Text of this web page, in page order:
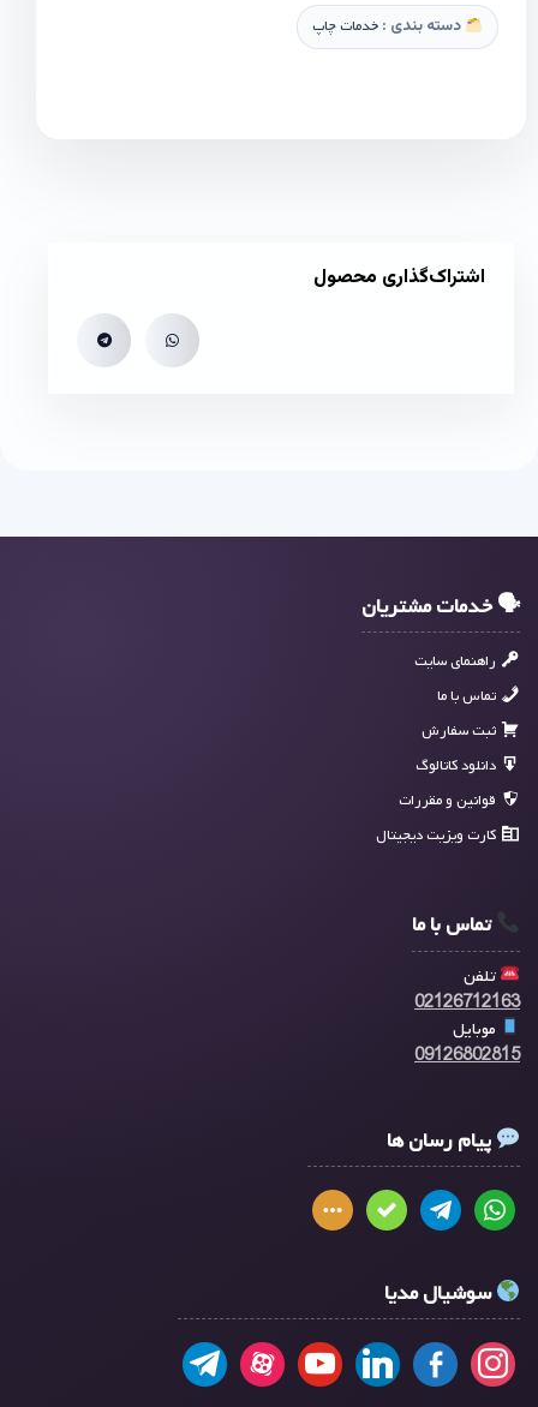
دسته بندی : خدمات چاپ
اشتراک‌گذاری محصول
🗣 خدمات مشتریان
راهنمای سایت
تماس با ما
ثبت سفارش
دانلود کاتالوگ
قوانین و مقررات
کارت ویزیت دیجیتال
تماس با ما
تلفن
02126712163
موبایل
09126802815
پیام رسان ها
سوشیال مدیا